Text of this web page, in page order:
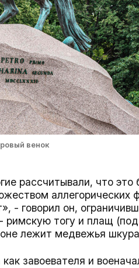
венок
рассчитывали, что это
аллегорических
- говорил он,
римскую тогу и плащ
лежит медвежья
завоевателя и